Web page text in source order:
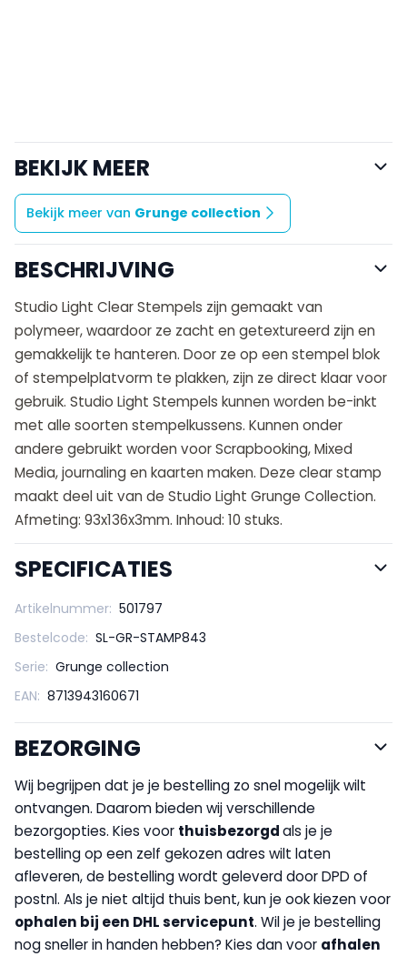
BEKIJK MEER
Bekijk meer van Grunge collection
BESCHRIJVING
Studio Light Clear Stempels zijn gemaakt van
polymeer, waardoor ze zacht en getextureerd zijn en
gemakkelijk te hanteren. Door ze op een stempel blok
of stempelplatvorm te plakken, zijn ze direct klaar voor
gebruik. Studio Light Stempels kunnen worden be-inkt
met alle soorten stempelkussens. Kunnen onder
andere gebruikt worden voor Scrapbooking, Mixed
Media, journaling en kaarten maken. Deze clear stamp
maakt deel uit van de Studio Light Grunge Collection.
Afmeting: 93x136x3mm. Inhoud: 10 stuks.
SPECIFICATIES
Artikelnummer: 501797
Bestelcode: SL-GR-STAMP843
Serie: Grunge collection
EAN: 8713943160671
BEZORGING
Wij begrijpen dat je je bestelling zo snel mogelijk wilt
ontvangen. Daarom bieden wij verschillende
bezorgopties. Kies voor thuisbezorgdals je je
bestelling op een zelf gekozen adres wilt laten
afleveren, de bestelling wordt geleverd door DPD of
postnl. Als je niet altijd thuis bent, kun je ook kiezen voor
ophalen bij een DHL servicepunt. Wil je je bestelling
nog sneller in handen hebben? Kies dan voor afhalen